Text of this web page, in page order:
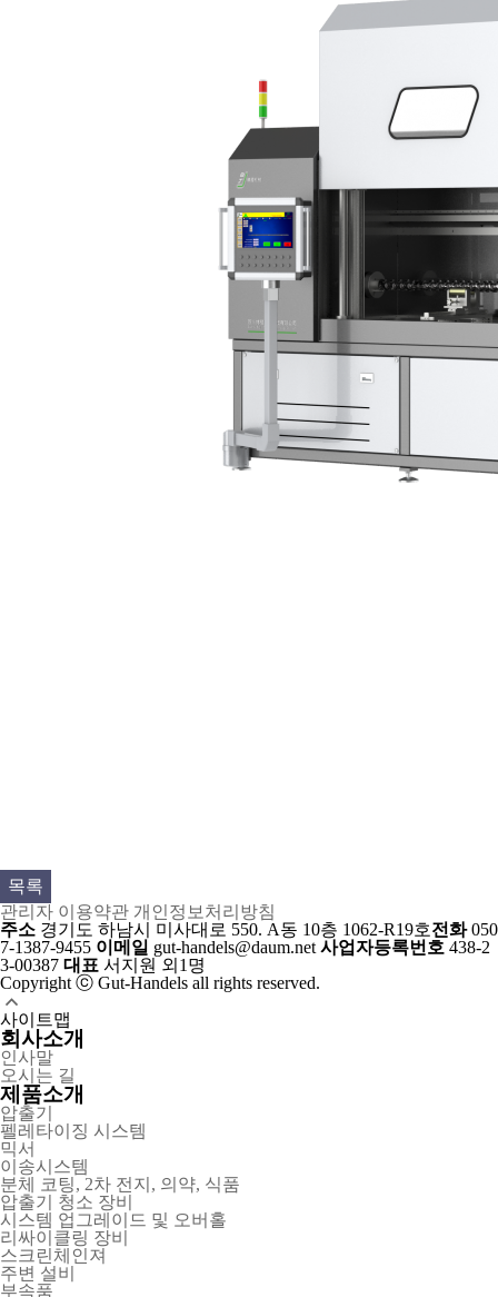
목록
관리자 이용약관 개인정보처리방침
주소 경기도 하남시 미사대로 550. A동 10층 1062-R19호전화050
7-1387-9455 이메일 gut-handels@daum.net 사업자등록번호 438-2
3-00387 대표 서지원 외1명
Copyright ⓒ Gut-Handels all rights reserved.
사이트맵
회사소개
인사말
오시는 길
제품소개
압출기
펠레타이징 시스템
믹서
이송시스템
분체 코팅, 2차 전지, 의약, 식품
압출기 청소 장비
시스템 업그레이드 및 오버홀
리싸이클링 장비
스크린체인져
주변 설비
부속품